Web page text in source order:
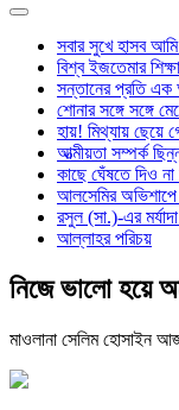
সবার সুখে হাসব
বিশ্ব ইজতেমার
সন্তানের প্রতি
শোনার সঙ্গে সঙ্গে
হায়! মিথ্যায় ছেয়ে
আত্মীয়তা সম্পর্ক
কাছে ঘেঁষতে দিও না
আলসেমির
রসুল (সা.)-এর
আল্লাহর পরিচয়
নিজে ভালো হয়ে
মাওলানা সেলিম হোসাইন